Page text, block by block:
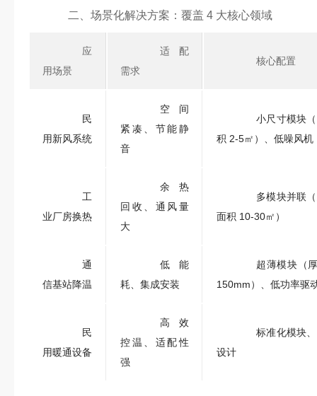
二、场景化解决方案：覆盖 4 大核心领域
应
用场景
适配
需求
核心配置
民
用新风系统
空间
紧凑、节能静
音
小尺寸模块
积 2-5㎡）、低噪风机
工
业厂房换热
余热
回收、通风量
大
多模块并联
面积 10-30㎡）
通
信基站降温
低能
耗、集成安装
超薄模块（
150mm）、低功率驱
民
用暖通设备
高效
控温、适配性
强
标准化模块
设计